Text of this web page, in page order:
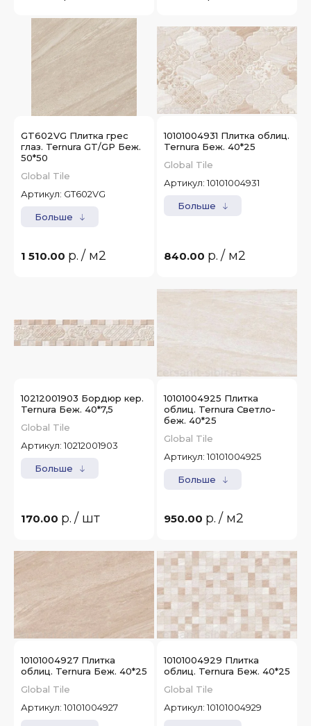
GT602VG Плитка грес
глаз. Ternura GT/GP Беж.
50*50
Global Tile
Артикул: GT602VG
Больше
1 510.00 р. / м2
10101004931 Плитка облиц.
Ternura Беж. 40*25
Global Tile
Артикул:10101004931
Больше
840.00 р. / м2
10212001903 Бордюр кер.
Ternura Беж. 40*7,5
Global Tile
Артикул:10212001903
Больше
170.00 р. / шт
10101004925 Плитка
облиц. Ternura Светло-
беж. 40*25
Global Tile
Артикул:10101004925
Больше
950.00 р. / м2
10101004927 Плитка
облиц. Ternura Беж. 40*25
Global Tile
Артикул:10101004927
10101004929 Плитка
облиц. Ternura Беж. 40*25
Global Tile
Артикул:10101004929